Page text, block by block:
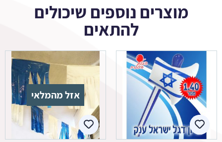
מוצרים נוספים שיכולים
להתאים
אזל מהמלאי